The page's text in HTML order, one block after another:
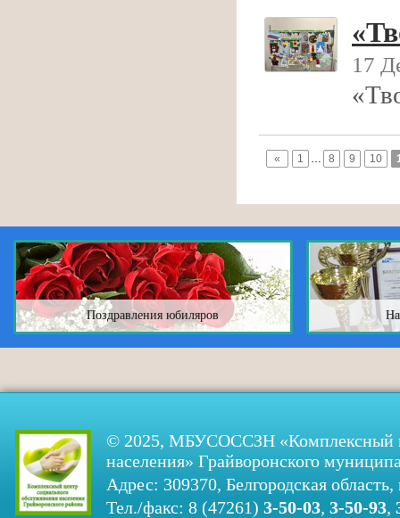
17
« 1 … 8 9 10
Поздравления юбиляров
© 2025, МБУСОССЗН «Комплексный
населения» Грайворонского
Адрес: 309370, Белгородская
Тел./факс: 8 (47261) 3-50-03, 3-50-93,